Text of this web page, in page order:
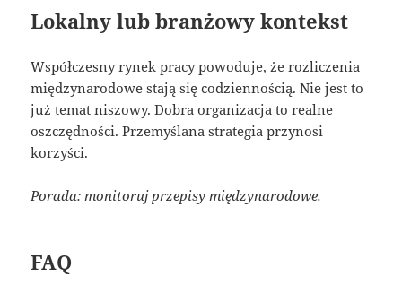
Lokalny lub branżowy kontekst
Współczesny rynek pracy powoduje, że rozliczenia
międzynarodowe stają się codziennością. Nie jest to
już temat niszowy. Dobra organizacja to realne
oszczędności. Przemyślana strategia przynosi
korzyści.
Porada: monitoruj przepisy międzynarodowe.
FAQ